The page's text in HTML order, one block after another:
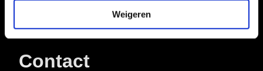
Weigeren
Contact